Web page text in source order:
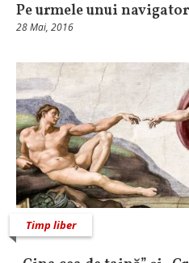
Pe urmele unui
28 Mai, 2016
Timp liber